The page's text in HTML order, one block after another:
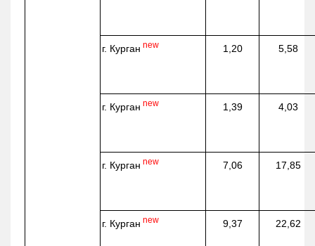
г. Курган new 1,20 5,58
г. Курган new 1,39 4,03
г. Курган new 7,06 17,85
г. Курган new 9,37 22,62